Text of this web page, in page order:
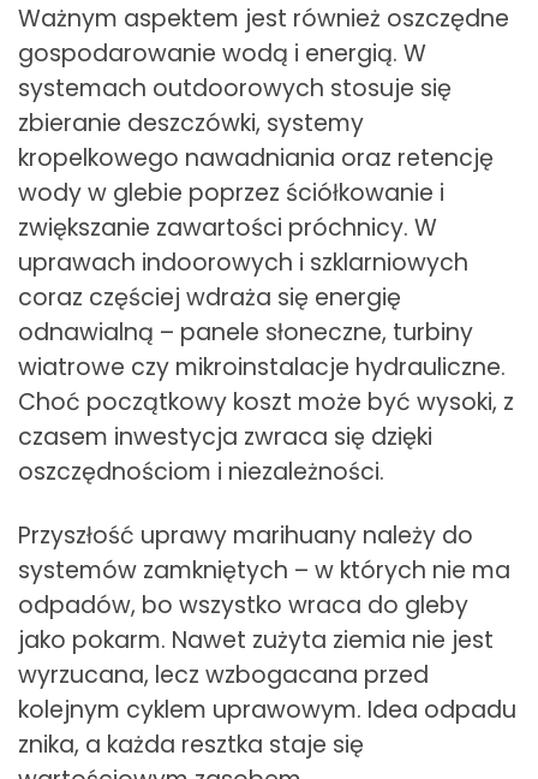
Ważnym aspektem jest również oszczędne
gospodarowanie wodą i energią. W
systemach outdoorowych stosuje się
zbieranie deszczówki, systemy
kropelkowego nawadniania oraz retencję
wody w glebie poprzez ściółkowanie i
zwiększanie zawartości próchnicy. W
uprawach indoorowych i szklarniowych
coraz częściej wdraża się energię
odnawialną – panele słoneczne, turbiny
wiatrowe czy mikroinstalacje hydrauliczne.
Choć początkowy koszt może być wysoki, z
czasem inwestycja zwraca się dzięki
oszczędnościom i niezależności.
Przyszłość uprawy marihuany należy do
systemów zamkniętych – w których nie ma
odpadów, bo wszystko wraca do gleby
jako pokarm. Nawet zużyta ziemia nie jest
wyrzucana, lecz wzbogacana przed
kolejnym cyklem uprawowym. Idea odpadu
znika, a każda resztka staje się